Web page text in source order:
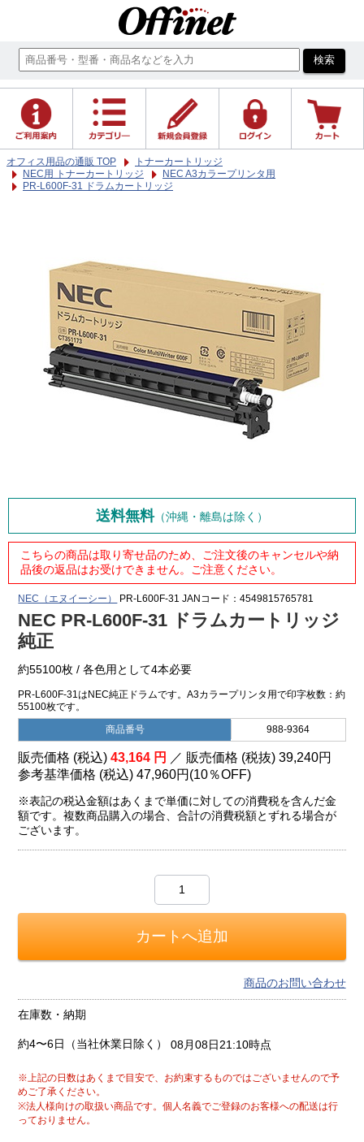
オフィス用品の通販 TOP
トナーカートリッジ
NEC用 トナーカートリッジ
NEC A3カラープリンタ用
PR-L600F-31 ドラムカートリッジ
送料無料（沖縄・離島は除く）
こちらの商品は取り寄せ品のため、ご注文後のキャンセルや納
品後の返品はお受けできません。ご注意ください。
NEC（エヌイーシー） PR-L600F-31 JANコード：4549815765781
NEC PR-L600F-31 ドラムカートリッジ
純正
約55100枚 / 各色用として4本必要
PR-L600F-31はNEC純正ドラムです。A3カラープリンタ用で印字枚数：約
55100枚です。
商品番号 988-9364
販売価格 (税込)43,164 円 ／ 販売価格 (税抜)39,240円
参考基準価格 (税込)47,960円 (10％OFF)
※表記の税込金額はあくまで単価に対しての消費税を含んだ金
額です。複数商品購入の場合、合計の消費税額とずれる場合が
ございます。
商品のお問い合わせ
在庫数・納期
約4〜6日（当社休業日除く） 08月08日21:10時点
※上記の日数はあくまで目安で、お約束するものではございませんので予
めご了承ください。
※法人様向けの取扱い商品です。個人名義でご登録のお客様への配送は行
っておりません。